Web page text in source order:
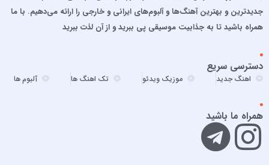
امید حاجیلی
امید مهداد
امیر تتلو
امیر جعفرنیا
امیر عباس
امیر عباس گلاب
جدیدترین و بهترین آهنگ‌ها و آلبوم‌های ایرانی و خارجی را ارائه می‌دهیم. با ما
همراه باشید تا به جذابیت موسیقی پی ببرید و از آن لذت ببرید
دسترسی سریع
اهنگ جدید موزیک ویدئو تک اهنگ ها آلبوم ها
همراه ما باشید